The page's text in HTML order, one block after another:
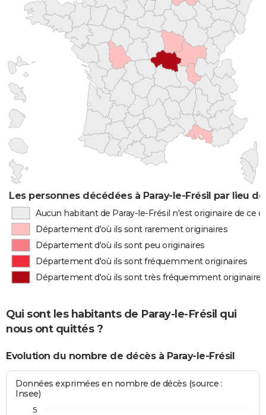
Les personnes décédées à Paray-le-Frésil par lieu
Aucun habitant de Paray-le-Frésil n'est originaire de ce
Département d'où ils sont rarement originaires
Département d'où ils sont peu originaires
Département d'où ils sont fréquemment originaires
Département d'où ils sont très fréquemment originaires
Qui sont les habitants de Paray-le-Frésil qui
nous ont quittés ?
Evolution du nombre de décès à Paray-le-Frésil
Données exprimées en nombre de décès (source :
Insee)
5